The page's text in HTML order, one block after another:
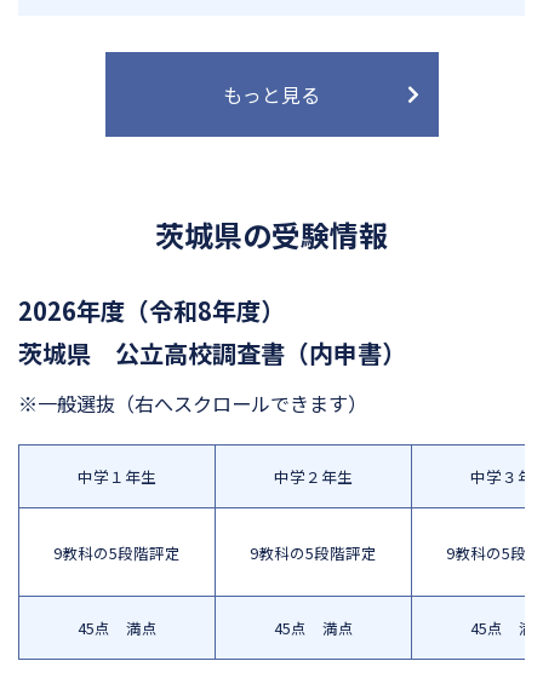
もっと見る
茨城県の受験情報
2026年度（令和8年度）
茨城県 公立高校調査書（内申書）
※一般選抜 （右へスクロールできます）
中学１年生
9教科の5段階評定
45点 満点
中学２年生
9教科の5段階評定
45点 満点
中学３年
9教科の5段
45点 満